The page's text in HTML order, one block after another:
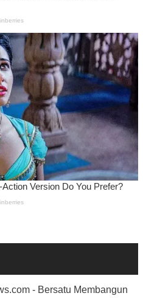
- Bersatu Membangun